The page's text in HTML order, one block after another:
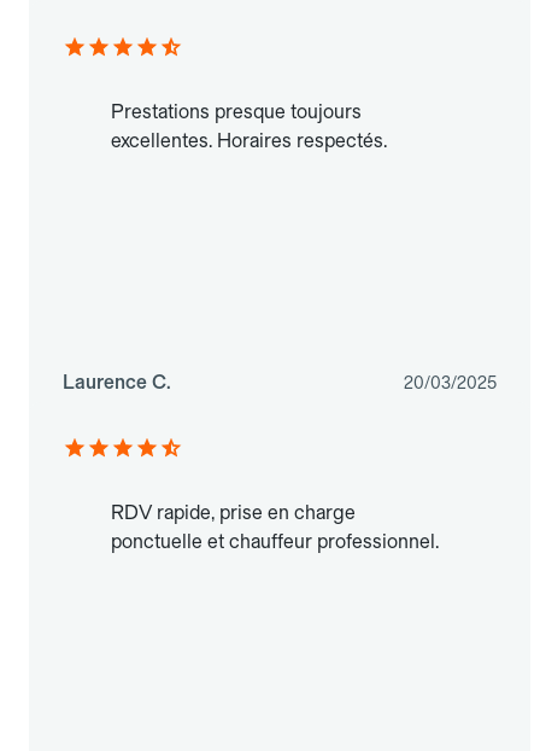
Prestations presque toujours
excellentes. Horaires respectés.
Laurence C. 20/03/2025
RDV rapide, prise en charge
ponctuelle et chauffeur professionnel.